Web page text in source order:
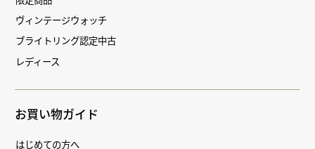
ヴィンテージウォッチ
ブライトリング認定中古
レディース
お買い物ガイド
はじめての方へ